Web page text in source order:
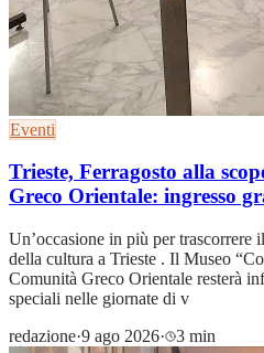
Eventi
Trieste, Ferragosto alla
Greco Orientale: ingresso
Un’occasione in più per trascorrere
della cultura a Trieste . Il Museo
Comunità Greco Orientale resterà
speciali nelle giornate di v
redazione·9 ago 2026· 3 min